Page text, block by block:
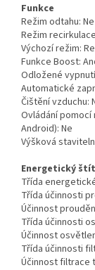
Funkce
Režim odtahu: Ne
Režim
Výchozí režim:
Funkce Boost:
Odložené
Automatické
Čištění vzduchu:
Ovládání
Android): Ne
Výšková
Energetický
Třída
Třída účinnosti
Účinnost
Třída účinnosti
Účinnost
Třída účinnosti
Účinnost filtrace